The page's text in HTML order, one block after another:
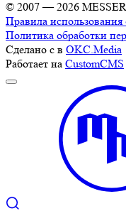
© 2007 — 2026
Правила использования
Политика обработки
Сделано с в OKC.Media
Работает на CustomCMS